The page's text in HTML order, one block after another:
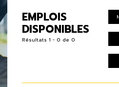
EMPLOIS
DISPONIBLES
Résultats 1 - 0 de 0